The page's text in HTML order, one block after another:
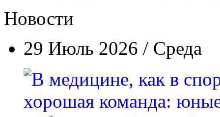
Новости
29 Июль 2026 / Среда